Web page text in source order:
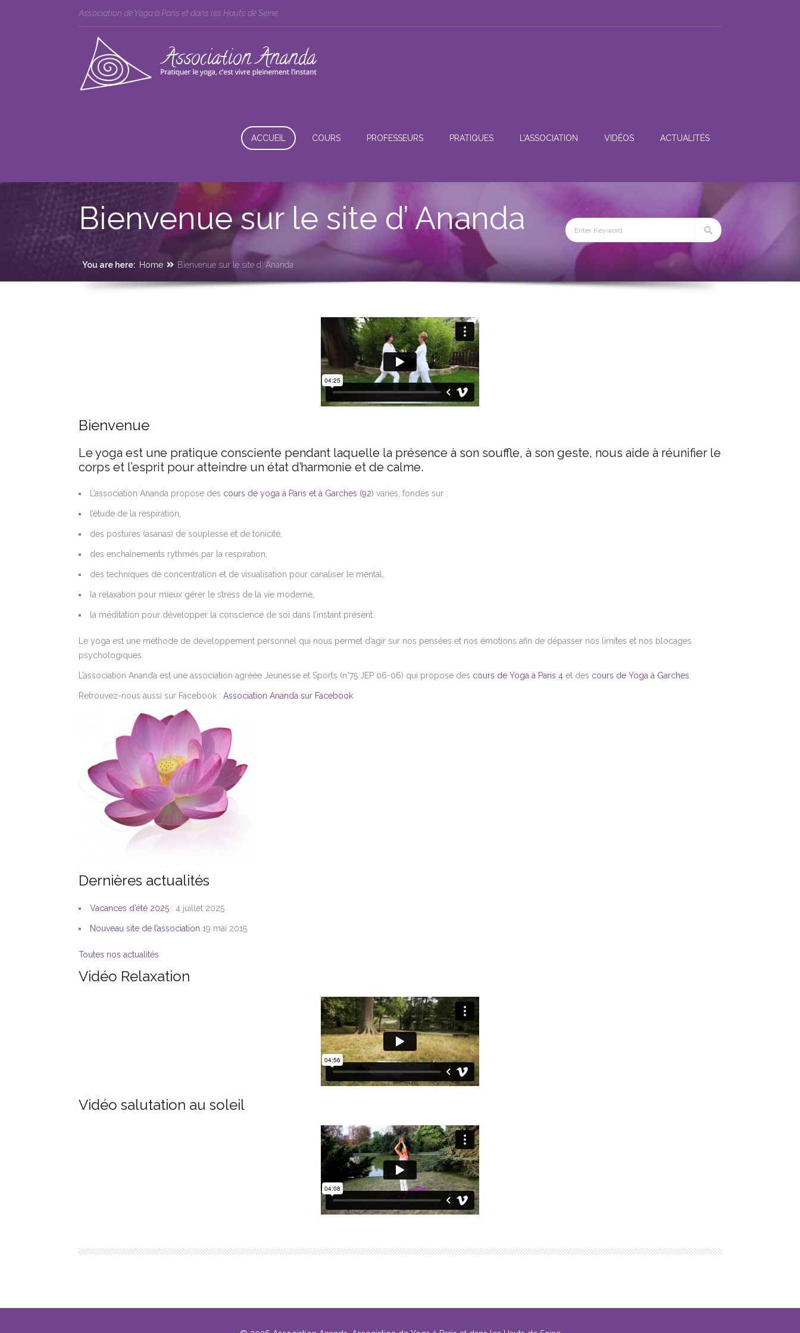
Association de Yoga à Paris et dans les Hauts de Seine
ACCUEIL COURS PROFESSEURS PRATIQUES L’ASSOCIATION VIDÉOS ACTUALITÉS
Bienvenue sur le site d’ Ananda
You are here: Home Bienvenue sur le site d’ Ananda
Bienvenue
Le yoga est une pratique consciente pendant laquelle la présence à son souffle, à son geste, nous aide à réunifier le
corps et l’esprit pour atteindre un état d’harmonie et de calme.
L’association Ananda propose des cours de yoga à Paris et à Garches (92) variés, fondés sur :
l’étude de la respiration,
des postures (asanas) de souplesse et de tonicité,
des enchaînements rythmés par la respiration,
des techniques de concentration et de visualisation pour canaliser le mental,
la relaxation pour mieux gérer le stress de la vie moderne,
la méditation pour développer la conscience de soi dans l’instant présent.
Le yoga est une méthode de développement personnel qui nous permet d’agir sur nos pensées et nos émotions afin de dépasser nos limites et nos blocages
psychologiques.
L’association Ananda est une association agréée Jeunesse et Sports (n°75 JEP 06-06) qui propose des cours de Yoga à Paris 4 et des cours de Yoga à Garches
Retrouvez-nous aussi sur Facebook : Association Ananda sur Facebook
Dernières actualités
Vacances d’été 2025 : 4 juillet 2025
Nouveau site de l’association 19 mai 2015
Toutes nos actualités
Vidéo Relaxation
Vidéo salutation au soleil